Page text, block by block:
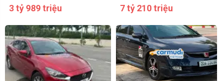
3 tỷ 989 triệu 7 tỷ 210 triệu